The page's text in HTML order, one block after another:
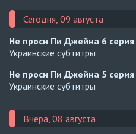
Сегодня, 09 августа
Не проси Пи Джейна 6 серия
Украинские субтитры
Не проси Пи Джейна 5 серия
Украинские субтитры
Вчера, 08 августа